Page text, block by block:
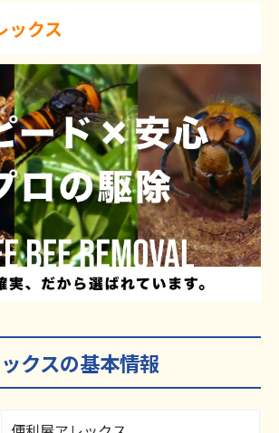
ックス
クスの基本情報